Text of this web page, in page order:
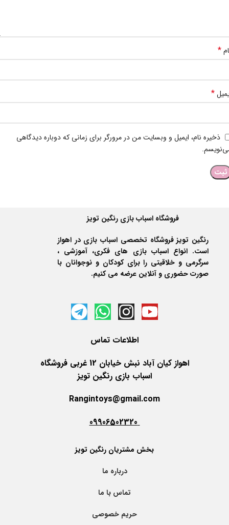
*
*
ذخیره نام، ایمیل و وبسایت من در مرورگر برای زمانی که دوباره دیدگاهی
فروشگاه اسباب بازی رنگین تویز
رنگین تویز فروشگاه تخصصی اسباب بازی در اهواز
است. انواع اسباب بازی های فکری، آموزشی ،
سرگرمی و خلاقیتی را برای کودکان و نوجوانان با
صورت حضوری و آنلاین عرضه می کنیم.
اطلاعات تماس
اهواز کیان آباد نبش خیابان 12 غربی فروشگاه
اسباب بازی رنگین تویز
Rangintoys@gmail.com
09906502320
بخش مشتریان رنگین تویز
درباره ما
تماس با ما
حریم خصوصی